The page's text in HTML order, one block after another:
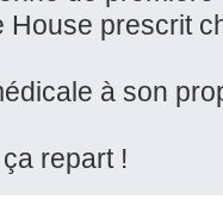
House prescrit
à son
repart !